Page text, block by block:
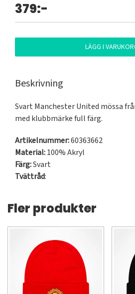
379:-
LÄGG I
Beskrivning
Svart Manchester United mössa
med klubbmärke full färg.
Artikelnummer:60363662
Material:100% Akryl
Färg:Svart
Tvättråd:
Fler produkter